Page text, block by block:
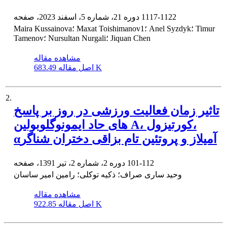
1117-1122
Maira Kussainova؛ Maxat Toishimanov1؛ Anel Syzdyk؛ Timur
Tamenov؛ Nursultan Nurgali؛ Jiquan Chen
مشاهده مقاله
اصل مقاله 683.49 K
2.
تاثیر زمان فعالیت ورزشی در روز بر پاسخ
های حاد ایمونوگلوبولین A، کورتیزول،
αآمیلاز و پروتئین تام بزاقی دختران شناگر
101-112
وحید ساری صراف؛ ذکیه توکلی؛ رامین امیر ساسان
مشاهده مقاله
اصل مقاله 922.85 K